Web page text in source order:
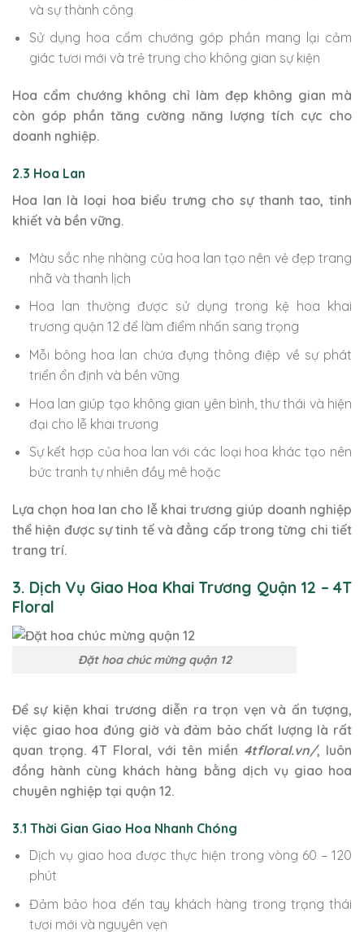
và sự thành công
Sử dụng hoa cẩm chướng góp phần mang lại cảm
giác tươi mới và trẻ trung cho không gian sự kiện
Hoa cẩm chướng không chỉ làm đẹp không gian mà
còn góp phần tăng cường năng lượng tích cực cho
doanh nghiệp.
2.3 Hoa Lan
Hoa lan là loại hoa biểu trưng cho sự thanh tao, tinh
khiết và bền vững.
Màu sắc nhẹ nhàng của hoa lan tạo nên vẻ đẹp trang
nhã và thanh lịch
Hoa lan thường được sử dụng trong kệ hoa khai
trương quận 12 để làm điểm nhấn sang trọng
Mỗi bông hoa lan chứa đựng thông điệp về sự phát
triển ổn định và bền vững
Hoa lan giúp tạo không gian yên bình, thư thái và hiện
đại cho lễ khai trương
Sự kết hợp của hoa lan với các loại hoa khác tạo nên
bức tranh tự nhiên đầy mê hoặc
Lựa chọn hoa lan cho lễ khai trương giúp doanh nghiệp
thể hiện được sự tinh tế và đẳng cấp trong từng chi tiết
trang trí.
3. Dịch Vụ Giao Hoa Khai Trương Quận 12 – 4T
Floral
Đặt hoa chúc mừng quận 12
Để sự kiện khai trương diễn ra trọn vẹn và ấn tượng,
việc giao hoa đúng giờ và đảm bảo chất lượng là rất
quan trọng. 4T Floral, với tên miền 4tfloral.vn/, luôn
đồng hành cùng khách hàng bằng dịch vụ giao hoa
chuyên nghiệp tại quận 12.
3.1 Thời Gian Giao Hoa Nhanh Chóng
Dịch vụ giao hoa được thực hiện trong vòng 60 – 120
phút
Đảm bảo hoa đến tay khách hàng trong trạng thái
tươi mới và nguyên vẹn